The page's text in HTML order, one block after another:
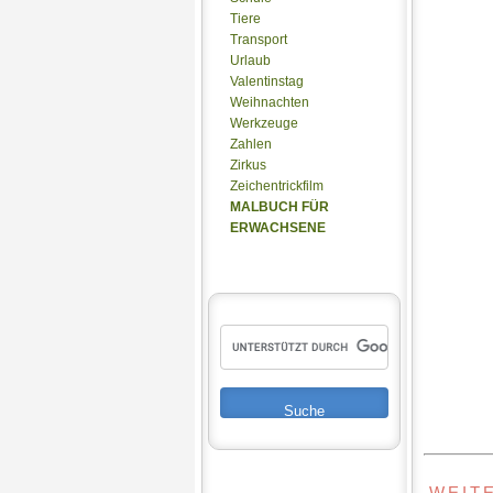
Tiere
Transport
Urlaub
Valentinstag
Weihnachten
Werkzeuge
Zahlen
Zirkus
Zeichentrickfilm
MALBUCH FÜR
ERWACHSENE